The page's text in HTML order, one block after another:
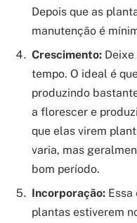
Depois que as
manutenção é
Crescimento:
tempo. O ideal é
produzindo
a florescer e
que elas virem
varia, mas
bom período.
Incorporação: Essa
plantas estiverem